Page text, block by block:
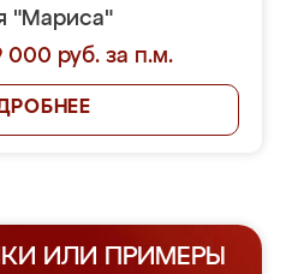
"Мариса"
000 руб. за п.м.
ИЛИ ПРИМЕРЫ